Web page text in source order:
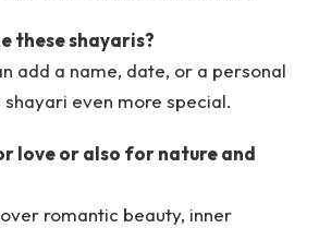
these shayaris?
add a name, date, or a personal
even more special.
love or also for nature and
romantic beauty, inner